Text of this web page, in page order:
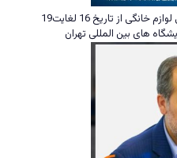
بیست و ششمین نمایشگاه بین المللی لوازم خانگی از تاریخ 16 لغایت19